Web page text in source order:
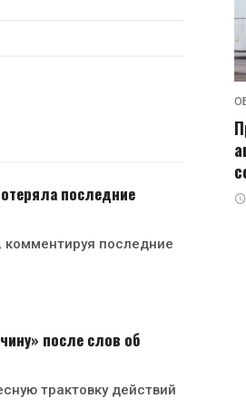
последние
комментируя последние
после слов об
трактовку действий